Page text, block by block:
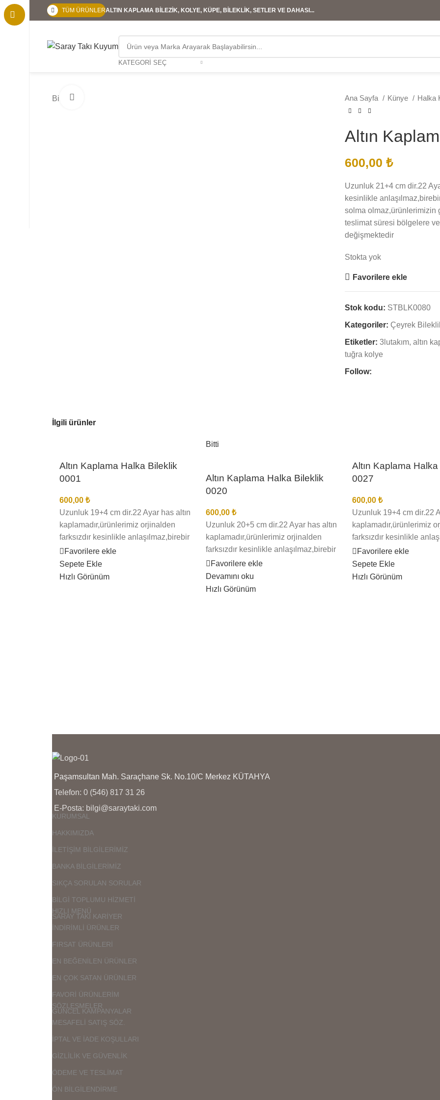
TÜM ÜRÜNLERALTIN KAPLAMA BİLEZİK, KOLYE, KÜPE, BİLEKLİK, SETLER VE DAHASI...
KATEGORI SEÇ
Bitti Ana Sayfa Künye Halka
Altın
600,00 ₺
Uzunluk 21+4 cm dir.22
kesinlikle
solma olmaz,ürünlerimizin
teslimat süresi bölgelere
değişmektedir
Stokta yok
Favorilere ekle
Stok kodu: STBLK0080
Kategoriler: Çeyrek
Etiketler: 3lutakım, altın
tuğra kolye
Follow:
İlgili ürünler
Altın Kaplama Halka Bileklik
0001
600,00 ₺
Uzunluk 19+4 cm dir.22 Ayar has altın
kaplamadır,ürünlerimiz orjinalden
farksızdır kesinlikle anlaşılmaz,birebir
kuyumcu işçiliğindedir en iyi kalite
kaplamadır kararma solma
olmaz,ürünlerimizin görselleri bize
Favorilere ekle
Sepete Ekle
Hızlı Görünüm
Bitti
Altın Kaplama Halka Bileklik
0020
600,00 ₺
Uzunluk 20+5 cm dir.22 Ayar has altın
kaplamadır,ürünlerimiz orjinalden
farksızdır kesinlikle anlaşılmaz,birebir
kuyumcu işçiliğindedir en iyi kalite
kaplamadır kararma solma
olmaz,ürünlerimizin görselleri bize
Favorilere ekle
Devamını oku
Hızlı Görünüm
Altın Kaplama
0027
600,00 ₺
Uzunluk 19+4 cm dir.22
kaplamadır,ürünlerimiz
farksızdır kesinlikle
kuyumcu işçiliğindedir en
kaplamadır kararma solma
olmaz,ürünlerimizin
Favorilere ekle
Sepete Ekle
Hızlı Görünüm
Paşamsultan Mah. Saraçhane Sk. No.10/C Merkez KÜTAHYA
Telefon: 0 (546) 817 31 26
E-Posta: bilgi@saraytaki.com
KURUMSAL
HAKKIMIZDA
İLETİŞİM BİLGİLERİMİZ
BANKA BİLGİLERİMİZ
SIKÇA SORULAN SORULAR
BİLGİ TOPLUMU HİZMETİ
SARAY TAKI KARİYER
HIZLI MENÜ
İNDİRİMLİ ÜRÜNLER
FIRSAT ÜRÜNLERİ
EN BEĞENİLEN ÜRÜNLER
EN ÇOK SATAN ÜRÜNLER
FAVORİ ÜRÜNLERİM
GÜNCEL KAMPANYALAR
SÖZLEŞMELER
MESAFELİ SATIŞ SÖZ.
İPTAL VE İADE KOŞULLARI
GİZLİLİK VE GÜVENLİK
ÖDEME VE TESLİMAT
ÖN BİLGİLENDİRME